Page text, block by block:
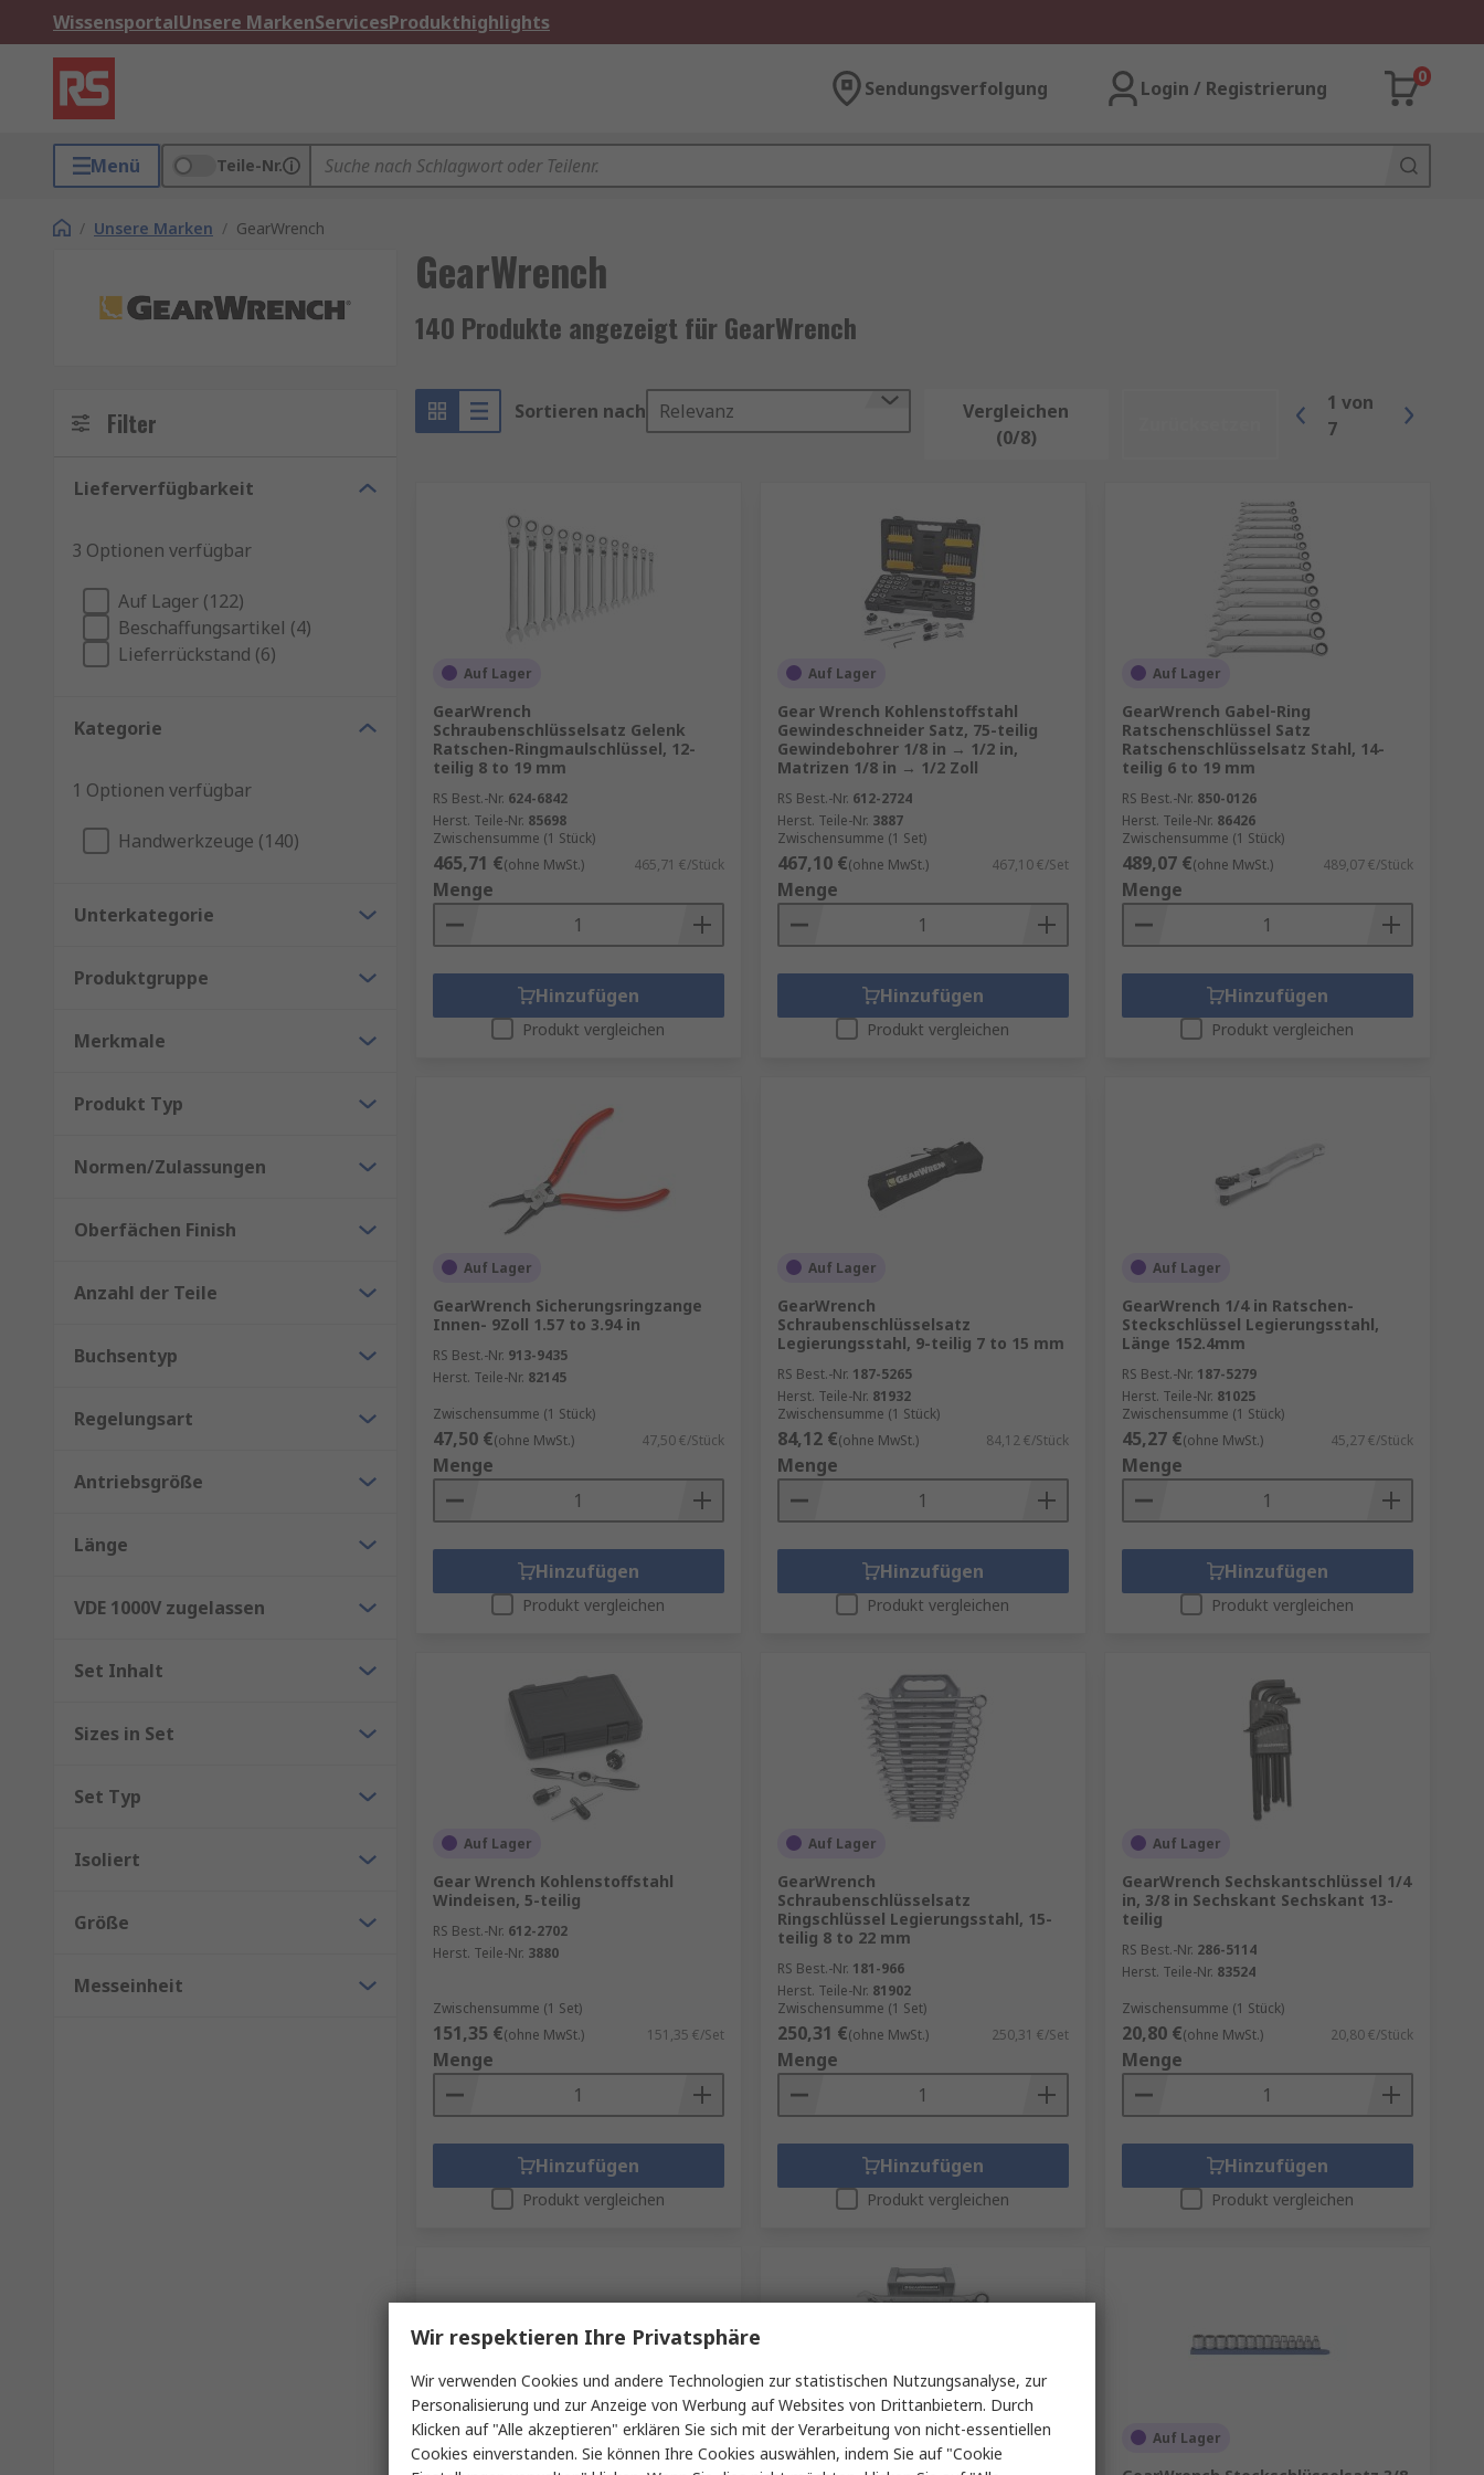
WissensportalUnsere MarkenServicesProdukthighlights
Sendungsverfolgung Login / Registrierung
0
Menü Teile-Nr.
/ Unsere Marken / GearWrench
GearWrench
140 Produkte angezeigt für GearWrench
Filter
Lieferverfügbarkeit
3 Optionen verfügbar
Auf Lager (122)
Beschaffungsartikel (4)
Lieferrückstand (6)
Kategorie
1 Optionen verfügbar
Handwerkzeuge (140)
Unterkategorie
Produktgruppe
Merkmale
Produkt Typ
Normen/Zulassungen
Oberfächen Finish
Anzahl der Teile
Buchsentyp
Regelungsart
Antriebsgröße
Länge
VDE 1000V zugelassen
Set Inhalt
Sizes in Set
Set Typ
Isoliert
Größe
Messeinheit
Sortieren nach Relevanz
Vergleichen
(0/8)
1 von
7
Auf Lager
GearWrench
Schraubenschlüsselsatz Gelenk
Ratschen-Ringmaulschlüssel, 12-
teilig 8 to 19 mm
RS Best.-Nr. 624-6842
Herst. Teile-Nr. 85698
Zwischensumme (1 Stück)
465,71 €(ohne MwSt.) 465,71 €/Stück
Menge
Hinzufügen
Produkt vergleichen
Auf Lager
Gear Wrench Kohlenstoffstahl
Gewindeschneider Satz, 75-teilig
Gewindebohrer 1/8 in → 1/2 in,
Matrizen 1/8 in → 1/2 Zoll
RS Best.-Nr. 612-2724
Herst. Teile-Nr. 3887
Zwischensumme (1 Set)
467,10 €(ohne MwSt.) 467,10 €/Set
Menge
Hinzufügen
Produkt vergleichen
Auf Lager
GearWrench Gabel‑Ring
Ratschenschlüssel Satz
Ratschenschlüsselsatz Stahl, 14-
teilig 6 to 19 mm
RS Best.-Nr. 850-0126
Herst. Teile-Nr. 86426
Zwischensumme (1 Stück)
489,07 €(ohne MwSt.) 489,07 €/Stück
Menge
Hinzufügen
Produkt vergleichen
Auf Lager
GearWrench Sicherungsringzange
Innen- 9Zoll 1.57 to 3.94 in
RS Best.-Nr. 913-9435
Herst. Teile-Nr. 82145
Zwischensumme (1 Stück)
47,50 €(ohne MwSt.) 47,50 €/Stück
Menge
Hinzufügen
Produkt vergleichen
Auf Lager
GearWrench
Schraubenschlüsselsatz
Legierungsstahl, 9-teilig 7 to 15 mm
RS Best.-Nr. 187-5265
Herst. Teile-Nr. 81932
Zwischensumme (1 Stück)
84,12 €(ohne MwSt.) 84,12 €/Stück
Menge
Hinzufügen
Produkt vergleichen
Auf Lager
GearWrench 1/4 in Ratschen-
Steckschlüssel Legierungsstahl,
Länge 152.4mm
RS Best.-Nr. 187-5279
Herst. Teile-Nr. 81025
Zwischensumme (1 Stück)
45,27 €(ohne MwSt.) 45,27 €/Stück
Menge
Hinzufügen
Produkt vergleichen
Auf Lager
Gear Wrench Kohlenstoffstahl
Windeisen, 5-teilig
RS Best.-Nr. 612-2702
Herst. Teile-Nr. 3880
Zwischensumme (1 Set)
151,35 €(ohne MwSt.) 151,35 €/Set
Menge
Hinzufügen
Produkt vergleichen
Auf Lager
GearWrench
Schraubenschlüsselsatz
Ringschlüssel Legierungsstahl, 15-
teilig 8 to 22 mm
RS Best.-Nr. 181-966
Herst. Teile-Nr. 81902
Zwischensumme (1 Set)
250,31 €(ohne MwSt.) 250,31 €/Set
Menge
Hinzufügen
Produkt vergleichen
Auf Lager
GearWrench Sechskantschlüssel 1/4
in, 3/8 in Sechskant Sechskant 13-
teilig
RS Best.-Nr. 286-5114
Herst. Teile-Nr. 83524
Zwischensumme (1 Stück)
20,80 €(ohne MwSt.) 20,80 €/Stück
Menge
Hinzufügen
Produkt vergleichen
Auf Lager Auf Lager Auf Lager
Wir respektieren Ihre Privatsphäre
Wir verwenden Cookies und andere Technologien zur statistischen Nutzungsanalyse, zur
Personalisierung und zur Anzeige von Werbung auf Websites von Drittanbietern. Durch
Klicken auf "Alle akzeptieren" erklären Sie sich mit der Verarbeitung von nicht-essentiellen
Cookies einverstanden. Sie können Ihre Cookies auswählen, indem Sie auf "Cookie